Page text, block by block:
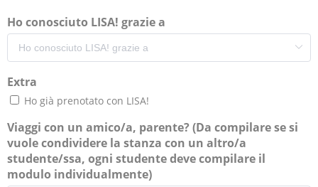
Ho conosciuto LISA! grazie a
Extra
Ho già prenotato con LISA!
Viaggi con un amico/a, parente? (Da compilare se si
vuole condividere la stanza con un altro/a
studente/ssa, ogni studente deve compilare il
modulo individualmente)